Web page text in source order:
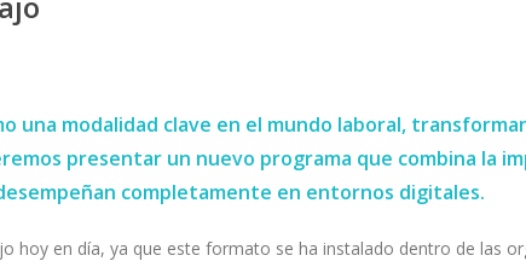
una modalidad clave en el mundo laboral,
presentar un nuevo programa que combina la
completamente en entornos digitales.
hoy en día, ya que este formato se ha instalado dentro de las